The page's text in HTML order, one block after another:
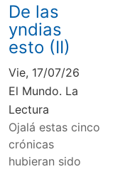
De las
yndias
esto (II)
Vie, 17/07/26
El Mundo. La
Lectura
Ojalá estas cinco
crónicas
hubieran sido